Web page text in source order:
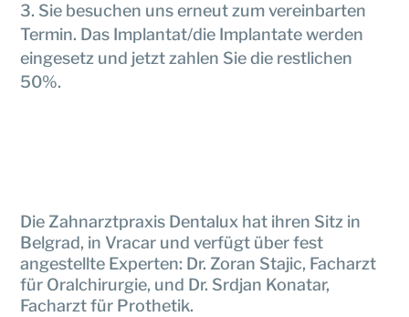
Sie besuchen uns erneut zum vereinbarten
Termin. Das Implantat/die Implantate werden
eingesetz und jetzt zahlen Sie die restlichen
50%.
Die Zahnarztpraxis Dentalux hat ihren Sitz in
Belgrad, in Vracar und verfügt über fest
angestellte Experten: Dr. Zoran Stajic, Facharzt
für Oralchirurgie, und Dr. Srdjan Konatar,
Facharzt für Prothetik.